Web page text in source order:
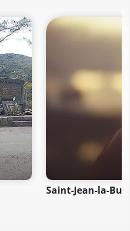
Saint-Jean-la-